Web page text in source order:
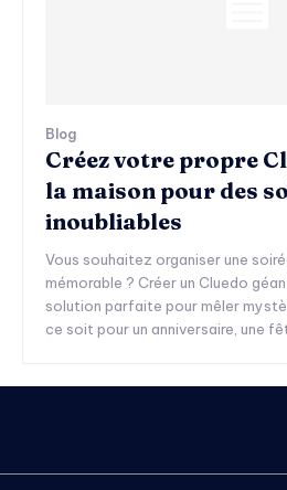
Blog
Créez votre propre
la maison pour des
inoubliables
Vous souhaitez organiser une
mémorable ? Créer un Cluedo
solution parfaite pour mêler
ce soit pour un anniversaire, une